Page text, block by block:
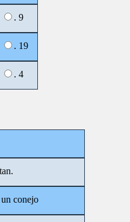
. 9
. 19
. 4
conejo